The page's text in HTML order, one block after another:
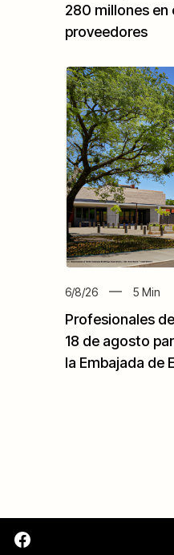
280 millones en
proveedores
6/8/26 5 Min
Profesionales
18 de agosto
la Embajada de